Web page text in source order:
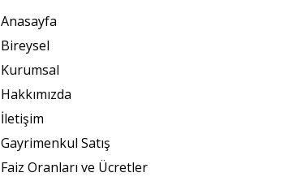
Anasayfa
Bireysel
Kurumsal
Hakkımızda
İletişim
Gayrimenkul Satış
Faiz Oranları ve Ücretler